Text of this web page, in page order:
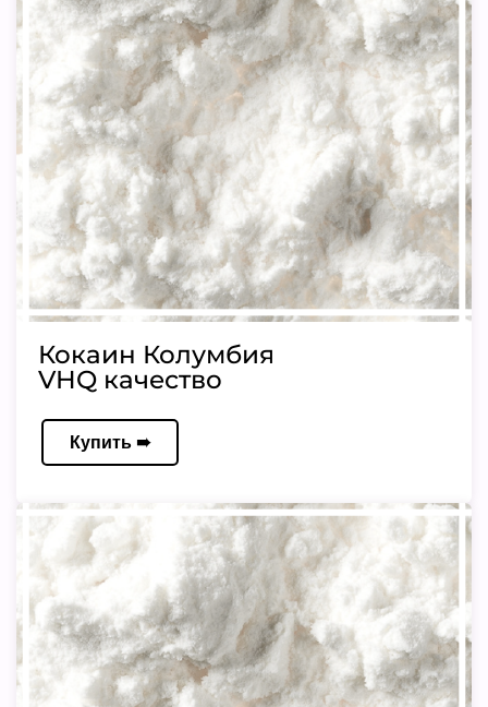
Кокаин Колумбия
VHQ качество
Купить ➠